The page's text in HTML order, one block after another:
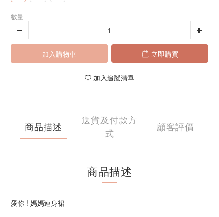
數量
加入購物車 立即購買
加入追蹤清單
商品描述
送貨及付款方
式
顧客評價
商品描述
愛你 ! 媽媽連身裙